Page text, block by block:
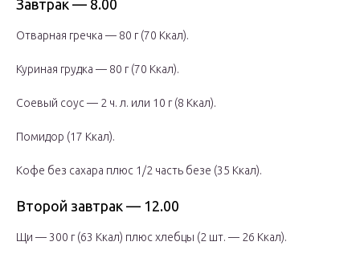
Завтрак — 8.00
Отварная гречка — 80 г (70 Ккал).
Куриная грудка — 80 г (70 Ккал).
Соевый соус — 2 ч. л. или 10 г (8 Ккал).
Помидор (17 Ккал).
Кофе без сахара плюс 1/2 часть безе (35 Ккал).
Второй завтрак — 12.00
Щи — 300 г (63 Ккал) плюс хлебцы (2 шт. — 26 Ккал).